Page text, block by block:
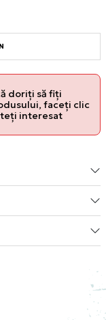
doriți să fiți
faceți clic
interesat